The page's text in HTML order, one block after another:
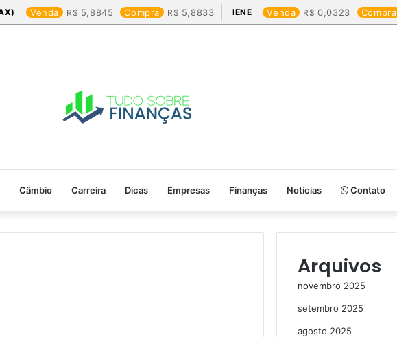
Venda 5,8845 Compra 5,8833 IENE Venda 0,0323 Compra
produtos que mais valem a pena
Câmbio Carreira Dicas Empresas Finanças Notícias Contato
Arquivos
novembro 2025
setembro 2025
agosto 2025